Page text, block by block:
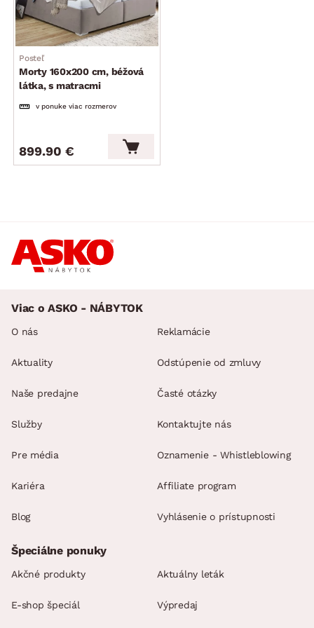
Posteľ
Morty 160x200 cm, béžová
látka, s matracmi
v ponuke viac rozmerov
899.90 €
Viac o ASKO - NÁBYTOK
O nás
Aktuality
Naše predajne
Služby
Pre média
Kariéra
Blog
Reklamácie
Odstúpenie od zmluvy
Časté otázky
Kontaktujte nás
Oznamenie - Whistleblowing
Affiliate program
Vyhlásenie o prístupnosti
Špeciálne ponuky
Akčné produkty Aktuálny leták
E-shop špeciál Výpredaj